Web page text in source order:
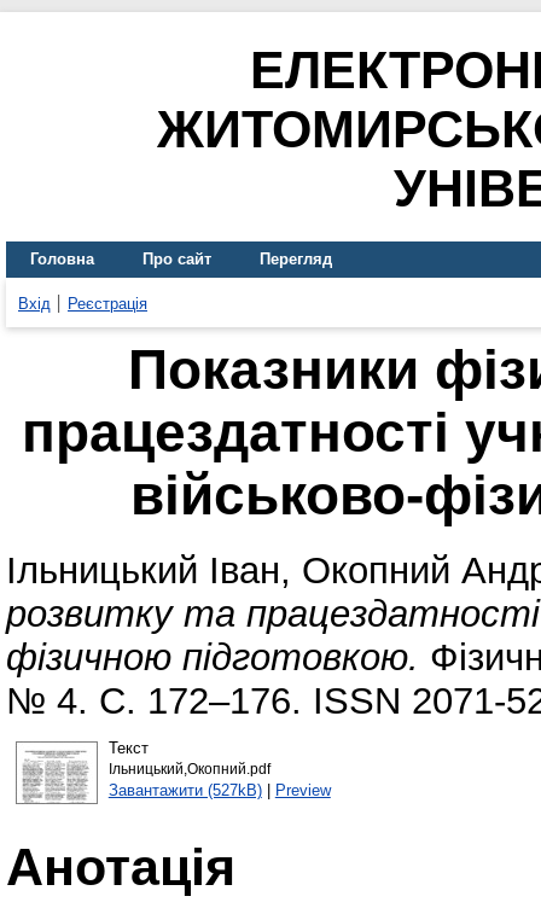
Головна Про сайт Перегляд
Вхід Реєстрація
Показники
працездатності
військово-
Ільницький Іван, Окопний
розвитку та працездатності
фізичною підготовкою.
№ 4. С. 172–176. ISSN 2071-
Текст
Ільницький,Окопний.pdf
Завантажити (527kB)| Preview
Анотація